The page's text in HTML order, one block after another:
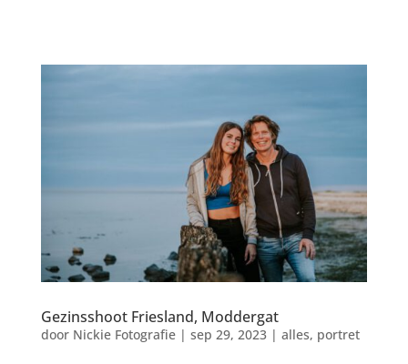
Gezinsshoot Friesland, Moddergat
door Nickie Fotografie| sep 29, 2023| alles, portret